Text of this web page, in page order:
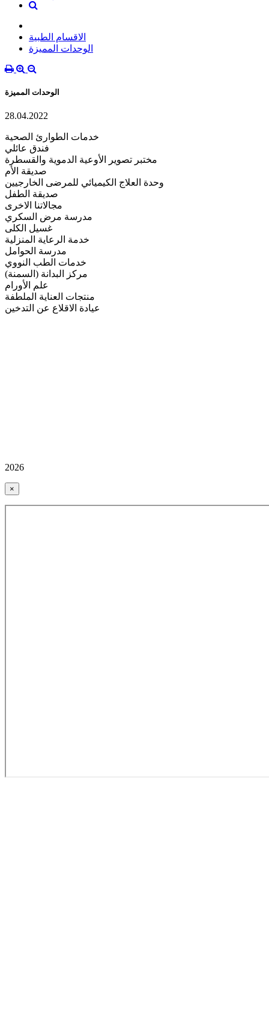
الاقسام الطبية
الوحدات المميزة
الوحدات المميزة
28.04.2022
خدمات الطوارئ الصحية
فندق عائلي
مختبر تصوير الأوعية الدموية والقسطرة
صديقة الأم
وحدة العلاج الكيميائي للمرضى الخارجيين
صديقة الطفل
مجالاتنا الاخرى
مدرسة مرض السكري
غسيل الكلى
خدمة الرعاية المنزلية
مدرسة الحوامل
خدمات الطب النووي
مركز البدانة (السمنة)
علم الأورام
منتجات العناية الملطفة
عيادة الاقلاع عن التدخين
2026
×